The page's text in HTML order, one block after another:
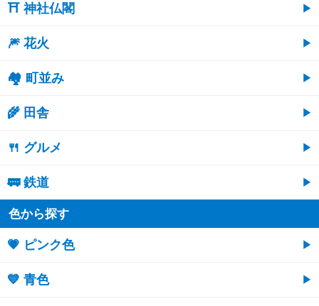
⛩ 神社仏閣
🎆 花火
🏘 町並み
🌾 田舎
🍴 グルメ
🚃 鉄道
色から探す
💗 ピンク色
💙 青色